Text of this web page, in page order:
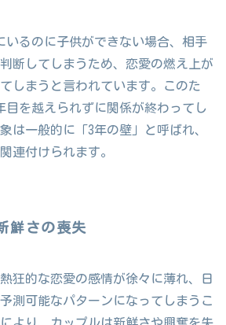
いるのに子供ができない場合、相手
断してしまうため、恋愛の燃え上が
しまうと言われています。このた
目を越えられずに関係が終わってし
は一般的に「3年の壁」と呼ばれ、
連付けられます。
鮮さの喪失
狂的な恋愛の感情が徐々に薄れ、日
測可能なパターンになってしまうこ
より、カップルは新鮮さや興奮を失